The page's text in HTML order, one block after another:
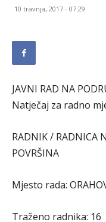
10 travnja, 2017 - 07:29
JAVNI RAD NA
Natječaj za radno
RADNIK / RADNICA
POVRŠINA
Mjesto rada:
Traženo radnika: 16